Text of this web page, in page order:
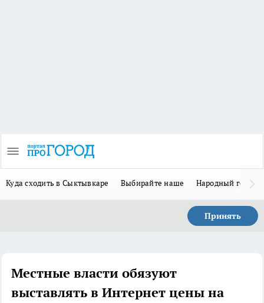
Куда сходить в Сыктывкаре Выбирайте наше Народный герой
Принять
Местные власти обязуют
выставлять в Интернет цены на